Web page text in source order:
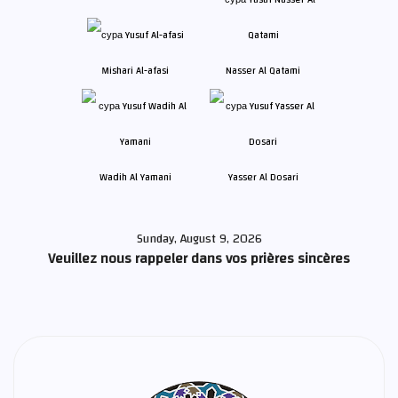
Mishari Al-afasi Nasser Al Qatami
Wadih Al Yamani Yasser Al Dosari
Sunday, August 9, 2026
Veuillez nous rappeler dans vos prières sincères